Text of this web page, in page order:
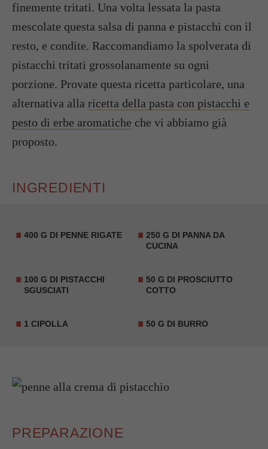
finemente tritati. Una volta lessata la pasta
mescolate questa salsa di panna e pistacchi con il
resto, e condite. Raccomandiamo la spolverata di
pistacchi tritati grossolanamente su ogni
porzione. Provate questa ricetta particolare, una
alternativa alla ricetta della pasta con pistacchi e
pesto di erbe aromatiche che vi abbiamo già
proposto.
INGREDIENTI
400 G DI PENNE RIGATE
250 G DI PANNA DA
CUCINA
100 G DI PISTACCHI
SGUSCIATI
50 G DI PROSCIUTTO
COTTO
1 CIPOLLA 50 G DI BURRO
PREPARAZIONE